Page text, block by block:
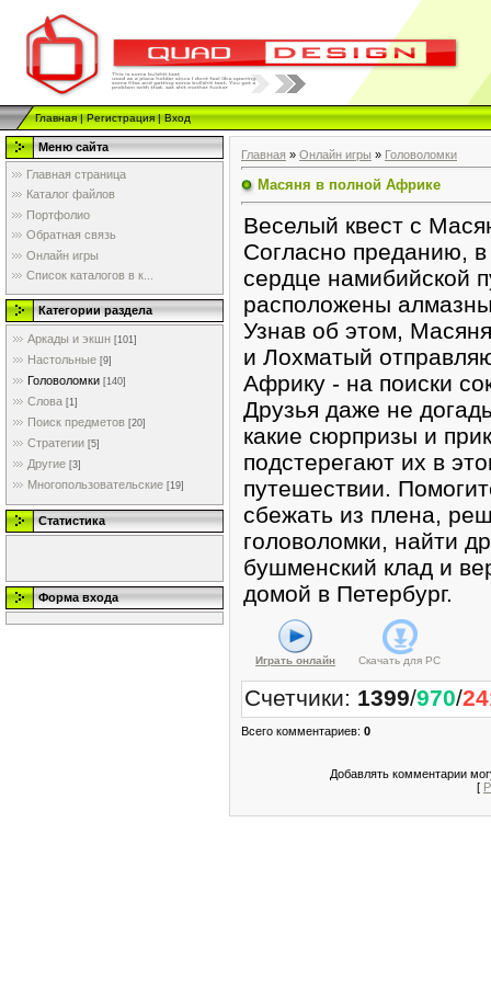
Главная|Регистрация|Вход
Меню сайта
Главная страница
Каталог файлов
Портфолио
Обратная связь
Онлайн игры
Список каталогов в к...
Категории раздела
Аркады и экшн [101]
Настольные [9]
Головоломки [140]
Слова [1]
Поиск предметов [20]
Стратегии [5]
Другие [3]
Многопользовательские [19]
Статистика
Форма входа
Главная » Онлайн игры » Головоломки
Масяня в полной Африке
Веселый квест с
Согласно преданию,
сердце намибийской
расположены
Узнав об этом,
и Лохматый
Африку - на поиски
Друзья даже не
какие сюрпризы и
подстерегают их в
путешествии.
сбежать из плена,
головоломки, найти
бушменский клад и
домой в Петербург.
Играть онлайн Скачать для PC
Счетчики: 1399/970/
Всего комментариев: 0
Добавлять комментарии
[